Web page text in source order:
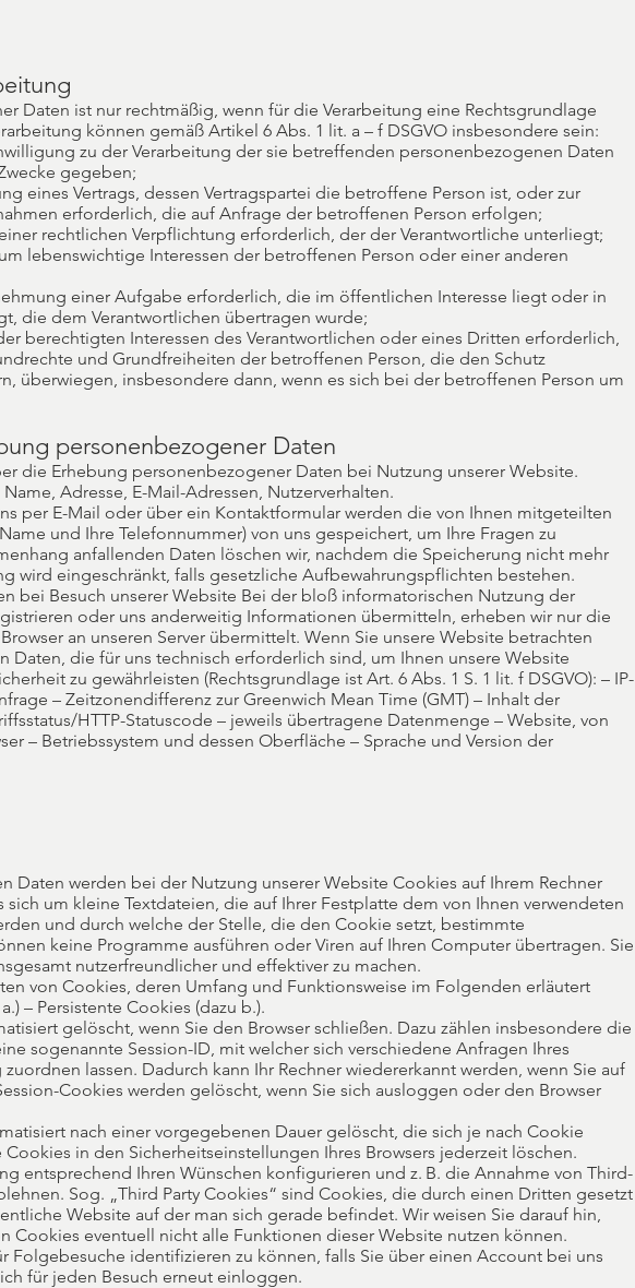
Daten ist nur rechtmäßig, wenn für die Verarbeitung eine Rechtsgrundlage
können gemäß Artikel 6 Abs. 1 lit. a – f DSGVO insbesondere sein:
zu der Verarbeitung der sie betreffenden personenbezogenen Daten
gegeben;
eines Vertrags, dessen Vertragspartei die betroffene Person ist, oder zur
erforderlich, die auf Anfrage der betroffenen Person erfolgen;
rechtlichen Verpflichtung erforderlich, der der Verantwortliche unterliegt;
lebenswichtige Interessen der betroffenen Person oder einer anderen
einer Aufgabe erforderlich, die im öffentlichen Interesse liegt oder in
die dem Verantwortlichen übertragen wurde;
berechtigten Interessen des Verantwortlichen oder eines Dritten erforderlich,
und Grundfreiheiten der betroffenen Person, die den Schutz
überwiegen, insbesondere dann, wenn es sich bei der betroffenen Person um
personenbezogener Daten
die Erhebung personenbezogener Daten bei Nutzung unserer Website.
Adresse, E-Mail-Adressen, Nutzerverhalten.
per E-Mail oder über ein Kontaktformular werden die von Ihnen mitgeteilten
und Ihre Telefonnummer) von uns gespeichert, um Ihre Fragen zu
anfallenden Daten löschen wir, nachdem die Speicherung nicht mehr
wird eingeschränkt, falls gesetzliche Aufbewahrungspflichten bestehen.
bei Besuch unserer Website Bei der bloß informatorischen Nutzung der
oder uns anderweitig Informationen übermitteln, erheben wir nur die
an unseren Server übermittelt. Wenn Sie unsere Website betrachten
die für uns technisch erforderlich sind, um Ihnen unsere Website
zu gewährleisten (Rechtsgrundlage ist Art. 6 Abs. 1 S. 1 lit. f DSGVO): – IP-
– Zeitzonendifferenz zur Greenwich Mean Time (GMT) – Inhalt der
HTTP-Statuscode – jeweils übertragene Datenmenge – Website, von
– Betriebssystem und dessen Oberfläche – Sprache und Version der
Daten werden bei der Nutzung unserer Website Cookies auf Ihrem Rechner
um kleine Textdateien, die auf Ihrer Festplatte dem von Ihnen verwendeten
und durch welche der Stelle, die den Cookie setzt, bestimmte
keine Programme ausführen oder Viren auf Ihren Computer übertragen. Sie
nutzerfreundlicher und effektiver zu machen.
von Cookies, deren Umfang und Funktionsweise im Folgenden erläutert
– Persistente Cookies (dazu b.).
gelöscht, wenn Sie den Browser schließen. Dazu zählen insbesondere die
sogenannte Session-ID, mit welcher sich verschiedene Anfragen Ihres
lassen. Dadurch kann Ihr Rechner wiedererkannt werden, wenn Sie auf
Cookies werden gelöscht, wenn Sie sich ausloggen oder den Browser
nach einer vorgegebenen Dauer gelöscht, die sich je nach Cookie
in den Sicherheitseinstellungen Ihres Browsers jederzeit löschen.
entsprechend Ihren Wünschen konfigurieren und z. B. die Annahme von Third-
Sog. „Third Party Cookies“ sind Cookies, die durch einen Dritten gesetzt
Website auf der man sich gerade befindet. Wir weisen Sie darauf hin,
Cookies eventuell nicht alle Funktionen dieser Website nutzen können.
Folgebesuche identifizieren zu können, falls Sie über einen Account bei uns
für jeden Besuch erneut einloggen.